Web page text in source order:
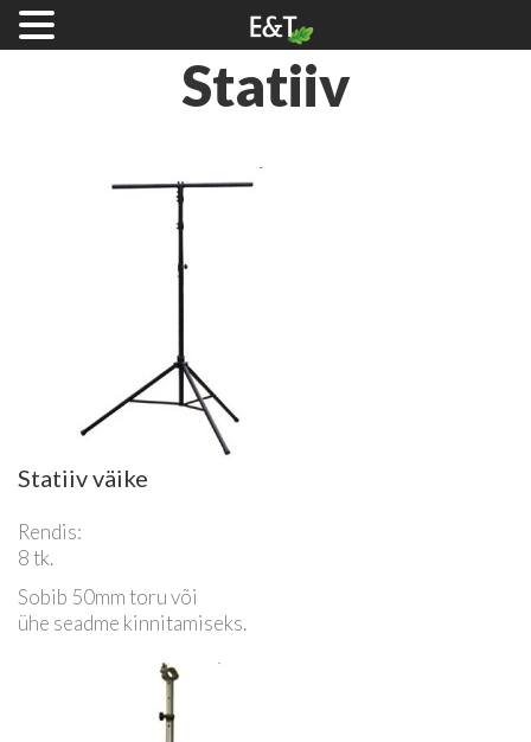
Statiiv
Statiiv väike
Rendis:
8 tk.
Sobib 50mm toru või
ühe seadme kinnitamiseks.